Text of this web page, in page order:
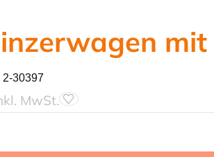
mit
2-30397
MwSt.